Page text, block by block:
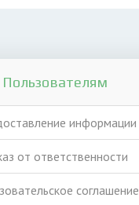
Пользователям
информации
от ответственности
соглашение